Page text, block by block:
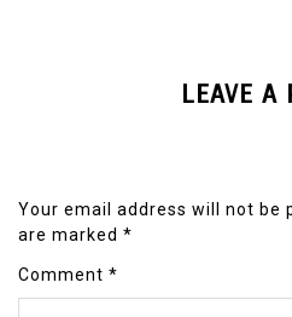
LEAVE A
Your email address will not be
are marked *
Comment *